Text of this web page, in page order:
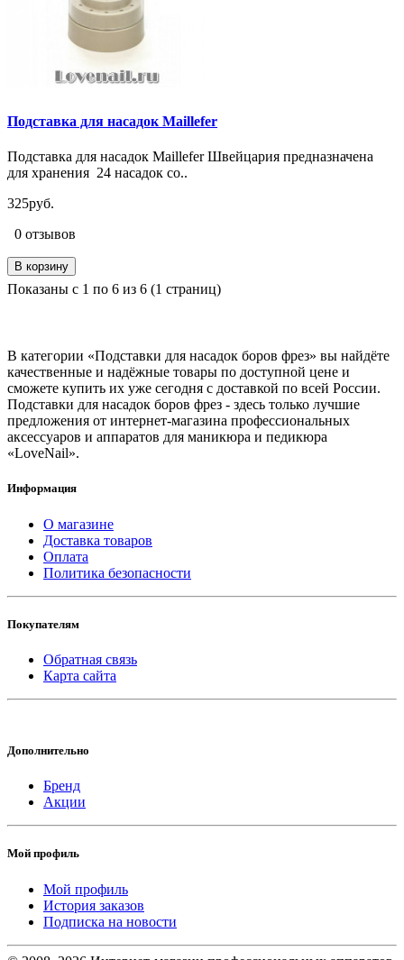
Подставка для насадок Maillefer
Подставка для насадок Maillefer Швейцария предназначена
для хранения 24 насадок со..
325руб.
0 отзывов
В корзину
Показаны с 1 по 6 из 6 (1 страниц)
В категории «Подставки для насадок боров фрез» вы найдёте
качественные и надёжные товары по доступной цене и
сможете купить их уже сегодня с доставкой по всей России.
Подставки для насадок боров фрез - здесь только лучшие
предложения от интернет-магазина профессиональных
аксессуаров и аппаратов для маникюра и педикюра
«LoveNail».
Информация
О магазине
Доставка товаров
Оплата
Политика безопасности
Покупателям
Обратная связь
Карта сайта
Дополнительно
Бренд
Акции
Мой профиль
Мой профиль
История заказов
Подписка на новости